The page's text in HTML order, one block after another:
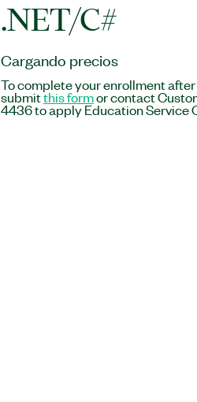
.NET/C#
Cargando precios
To complete your enrollment
submitthis formor contact
4436 to apply Education Service